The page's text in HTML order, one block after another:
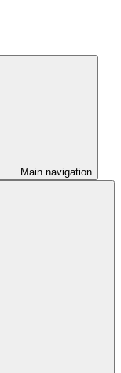
Main navigation